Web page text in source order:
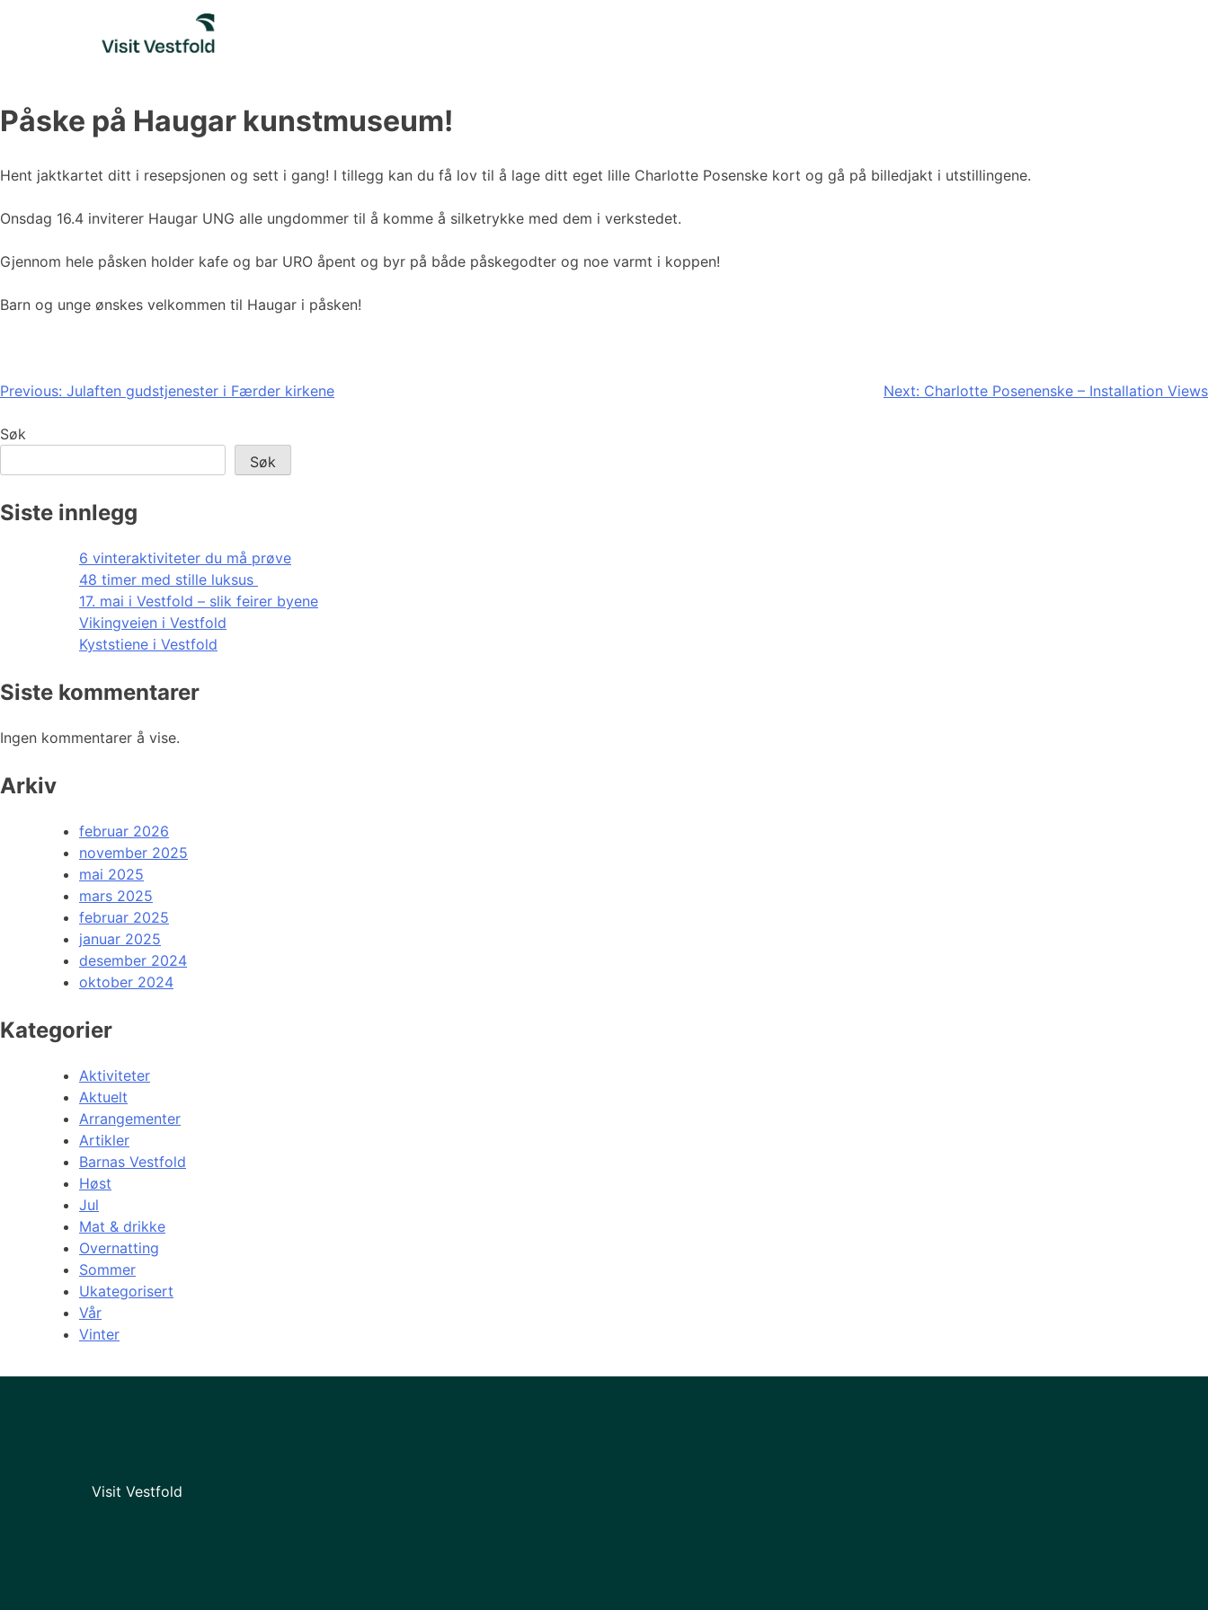
Påske på Haugar kunstmuseum!
Hent jaktkartet ditt i resepsjonen og sett i gang! I tillegg kan du få lov til å lage ditt eget lille Charlotte Posenske kort og gå på billedjakt i utstillingene.
Onsdag 16.4 inviterer Haugar UNG alle ungdommer til å komme å silketrykke med dem i verkstedet.
Gjennom hele påsken holder kafe og bar URO åpent og byr på både påskegodter og noe varmt i koppen!
Barn og unge ønskes velkommen til Haugar i påsken!
Innleggsnavigasjon
Previous: Julaften gudstjenester i Færder kirkene Next: Charlotte Posenenske – Installation Views
Søk
Søk
Siste innlegg
6 vinteraktiviteter du må prøve
48 timer med stille luksus
17. mai i Vestfold – slik feirer byene
Vikingveien i Vestfold
Kyststiene i Vestfold
Siste kommentarer
Ingen kommentarer å vise.
Arkiv
februar 2026
november 2025
mai 2025
mars 2025
februar 2025
januar 2025
desember 2024
oktober 2024
Kategorier
Aktiviteter
Aktuelt
Arrangementer
Artikler
Barnas Vestfold
Høst
Jul
Mat & drikke
Overnatting
Sommer
Ukategorisert
Vår
Vinter
Visit Vestfold